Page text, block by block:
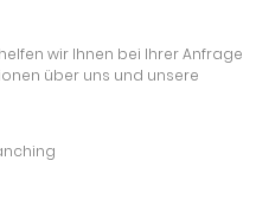
wir Ihnen bei Ihrer Anfrage
über uns und unsere